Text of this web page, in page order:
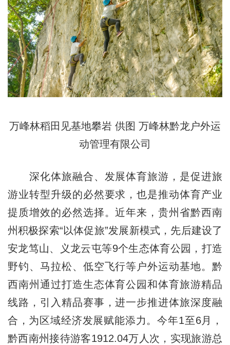
万峰林稻田见基地攀岩 供图 万峰林黔龙户外运
动管理有限公司
深化体旅融合、发展体育旅游，是促进旅
游业转型升级的必然要求，也是推动体育产业
提质增效的必然选择。近年来，贵州省黔西南
州积极探索“以体促旅”发展新模式，先后建设了
安龙笃山、义龙云屯等9个生态体育公园，打造
野钓、马拉松、低空飞行等户外运动基地。黔
西南州通过打造生态体育公园和体育旅游精品
线路，引入精品赛事，进一步推进体旅深度融
合，为区域经济发展赋能添力。今年1至6月，
黔西南州接待游客1912.04万人次，实现旅游总